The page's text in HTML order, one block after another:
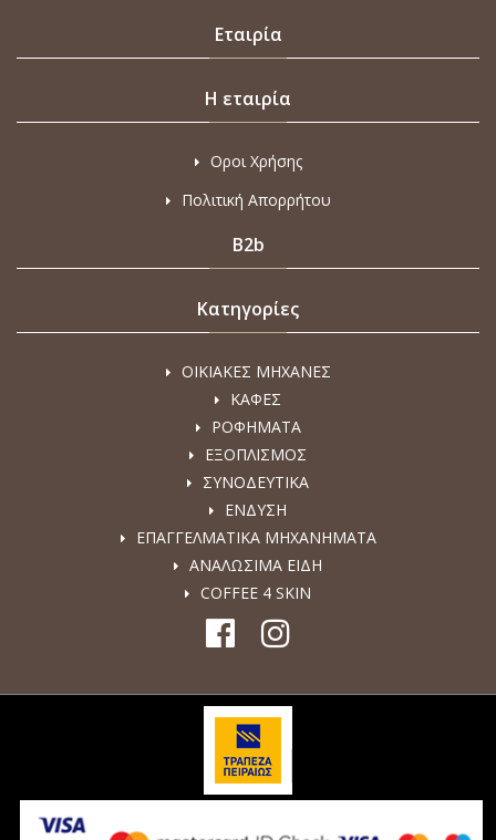
Εταιρία
Η εταιρία
Οροι Χρήσης
Πολιτική Απορρήτου
B2b
Κατηγορίες
ΟΙΚΙΑΚΕΣ ΜΗΧΑΝΕΣ
ΚΑΦΕΣ
ΡΟΦΗΜΑΤΑ
ΕΞΟΠΛΙΣΜΟΣ
ΣΥΝΟΔΕΥΤΙΚΑ
ΕΝΔΥΣΗ
ΕΠΑΓΓΕΛΜΑΤΙΚΑ ΜΗΧΑΝΗΜΑΤΑ
ΑΝΑΛΩΣΙΜΑ ΕΙΔΗ
COFFEE 4 SKIN